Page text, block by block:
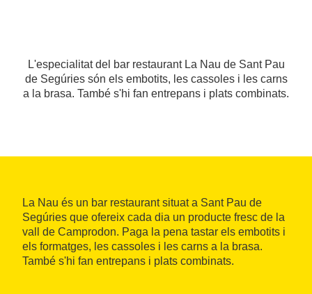
L'especialitat del bar restaurant La Nau de Sant Pau
de Segúries són els embotits, les cassoles i les carns
a la brasa. També s'hi fan entrepans i plats combinats.
La Nau és un bar restaurant situat a Sant Pau de
Segúries que ofereix cada dia un producte fresc de la
vall de Camprodon. Paga la pena tastar els embotits i
els formatges, les cassoles i les carns a la brasa.
També s'hi fan entrepans i plats combinats.